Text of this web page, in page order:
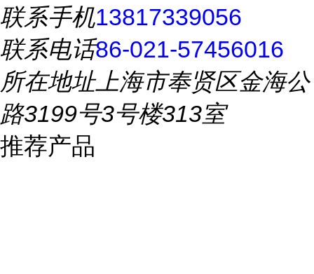
联系手机13817339056
联系电话86-021-57456016
所在地址上海市奉贤区金海公
路3199号3号楼313室
推荐产品